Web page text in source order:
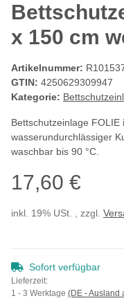
x 150 cm
Artikelnummer:
GTIN: 4250629309947
Kategorie:
Bettschutzeinlage
wasserundurchlässiger
waschbar bis 90 °C.
17,60 €
inkl. 19% USt. , zzgl.
Sofort verfügbar
Lieferzeit:
1 - 3 Werktage (DE - Ausland